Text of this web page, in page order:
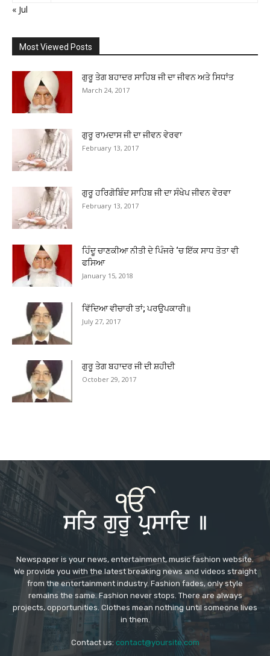
« Jul
Most Viewed Posts
ਗੁਰੂ ਤੇਗ ਬਹਾਦਰ ਸਾਹਿਬ ਜੀ ਦਾ ਜੀਵਨ ਅਤੇ ਸਿਧਾਂਤ
March 24, 2017
ਗੁਰੂ ਰਾਮਦਾਸ ਜੀ ਦਾ ਜੀਵਨ ਵੇਰਵਾ
February 13, 2017
ਗੁਰੂ ਹਰਿਗੋਬਿੰਦ ਸਾਹਿਬ ਜੀ ਦਾ ਸੰਖੇਪ ਜੀਵਨ ਵੇਰਵਾ
February 13, 2017
ਹਿੰਦੂ ਚਾਣਕੀਆ ਨੀਤੀ ਦੇ ਪਿੰਜਰੇ ‘ਚ ਇੱਕ ਸਾਧ ਤੋਤਾ ਵੀ
ਫਸਿਆ
January 15, 2018
ਵਿੱਦਿਆ ਵੀਚਾਰੀ ਤਾਂ; ਪਰਉਪਕਾਰੀ॥
July 27, 2017
ਗੁਰੂ ਤੇਗ ਬਹਾਦਰ ਜੀ ਦੀ ਸ਼ਹੀਦੀ
October 29, 2017
Newspaper is your news, entertainment, music fashion website.
We provide you with the latest breaking news and videos straight
from the entertainment industry. Fashion fades, only style
remains the same. Fashion never stops. There are always
projects, opportunities. Clothes mean nothing until someone lives
in them.
Contact us: contact@yoursite.com